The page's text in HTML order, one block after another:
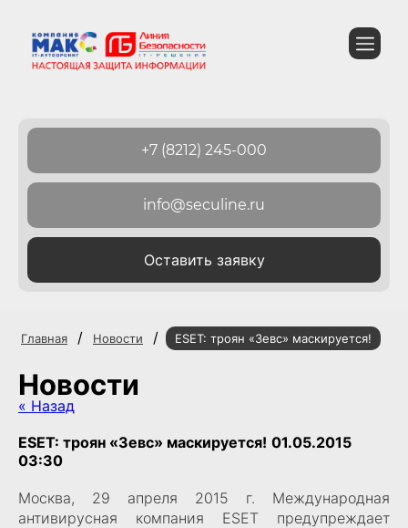
+7 (8212) 245-000
info@seculine.ru
Оставить заявку
Главная / Новости / ESET: троян «Зевс» маскируется!
Новости
« Назад
ESET: троян «Зевс» маскируется! 01.05.2015
03:30
Москва, 29 апреля 2015 г. Международная
антивирусная компания ESET предупреждает